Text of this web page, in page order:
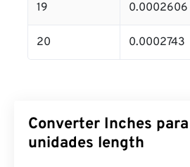
19 0.0002606
20 0.0002743
Converter Inches
unidades length